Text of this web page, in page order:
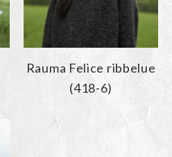
Rauma Felice ribbelue
(418-6)